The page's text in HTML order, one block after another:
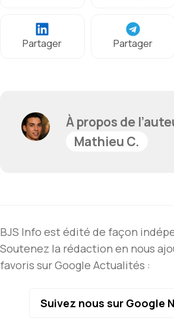
Partager Partager
À propos de
Mathieu C.
BJS Info est édité de façon
Soutenez la rédaction en nous
favoris sur Google Actualités :
Suivez nous sur Google